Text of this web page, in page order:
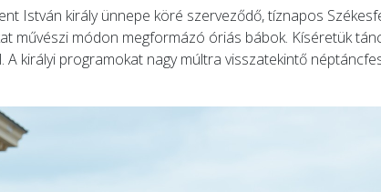
István király ünnepe köré szerveződő, tíznapos
művészi módon megformázó óriás bábok. Kíséretük
királyi programokat nagy múltra visszatekintő